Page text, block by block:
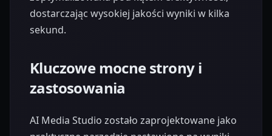
dostarczając wysokiej jakości wyniki w kilka
sekund.
Kluczowe mocne strony i
zastosowania
AI Media Studio zostało zaprojektowane jako